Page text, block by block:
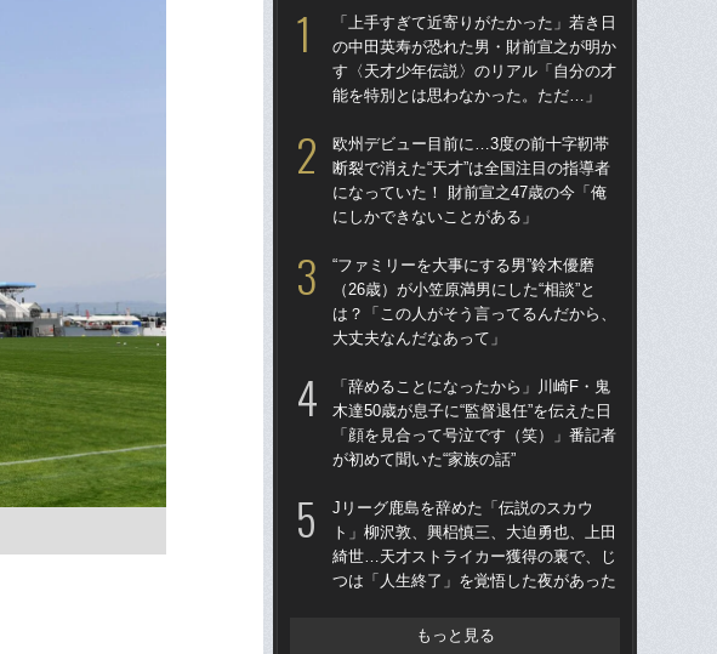
「上手すぎて近寄りがたかった」若き日
の中田英寿が恐れた男・財前宣之が明か
す〈天才少年伝説〉のリアル「自分の才
能を特別とは思わなかった。ただ…」
欧州デビュー目前に…3度の前十字靭帯
断裂で消えた“天才”は全国注目の指導者
になっていた！ 財前宣之47歳の今「俺
にしかできないことがある」
“ファミリーを大事にする男”鈴木優磨
（26歳）が小笠原満男にした“相談”と
は？「この人がそう言ってるんだから、
大丈夫なんだなあって」
「辞めることになったから」川崎F・鬼
木達50歳が息子に“監督退任”を伝えた日
「顔を見合って号泣です（笑）」番記者
が初めて聞いた“家族の話”
Jリーグ鹿島を辞めた「伝説のスカウ
ト」柳沢敦、興梠慎三、大迫勇也、上田
綺世…天才ストライカー獲得の裏で、じ
つは「人生終了」を覚悟した夜があった
もっと見る